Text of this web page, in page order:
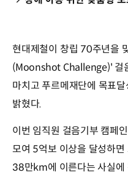
현대제철이 창립 70주년을
(Moonshot Challenge)' 걸
마치고 푸르메재단에 목표
밝혔다.
이번 임직원 걸음기부 캠페
모여 5억보 이상을 달성하
38만km에 이른다는 사실